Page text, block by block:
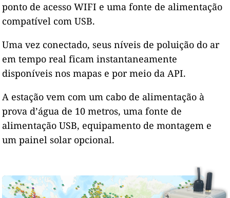
ponto de acesso WIFI e uma fonte de alimentação
compatível com USB.
Uma vez conectado, seus níveis de poluição do ar
em tempo real ficam instantaneamente
disponíveis nos mapas e por meio da API.
A estação vem com um cabo de alimentação à
prova d’água de 10 metros, uma fonte de
alimentação USB, equipamento de montagem e
um painel solar opcional.